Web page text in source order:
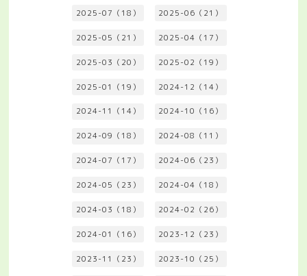
2025-07（18） 2025-06（21）
2025-05（21） 2025-04（17）
2025-03（20） 2025-02（19）
2025-01（19） 2024-12（14）
2024-11（14） 2024-10（16）
2024-09（18） 2024-08（11）
2024-07（17） 2024-06（23）
2024-05（23） 2024-04（18）
2024-03（18） 2024-02（26）
2024-01（16） 2023-12（23）
2023-11（23） 2023-10（25）